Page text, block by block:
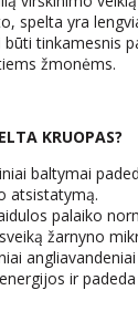
spelta yra
tinkamesnis
žmonėms.
KRUOPAS?
baltymai
atsistatymą.
palaiko
žarnyno
ir